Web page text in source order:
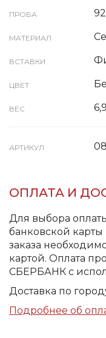
ПРОБА
МАТЕРИАЛ
ВСТАВКИ
ЦВЕТ
ВЕС
АРТИКУЛ
ОПЛАТА И
Для выбора
банковской
заказа
картой. Оплата
СБЕРБАНК с
Доставка по
Подробнее об